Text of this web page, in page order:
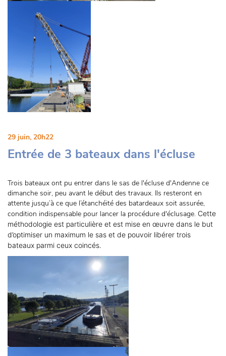
29 juin, 20h22
Entrée de 3 bateaux dans l'écluse
Trois bateaux ont pu entrer dans le sas de l'écluse d'Andenne ce
dimanche soir, peu avant le début des travaux. Ils resteront en
attente jusqu’à ce que l’étanchéité des batardeaux soit assurée,
condition indispensable pour lancer la procédure d'éclusage. Cette
méthodologie est particulière et est mise en œuvre dans le but
d’optimiser un maximum le sas et de pouvoir libérer trois
bateaux parmi ceux coincés.